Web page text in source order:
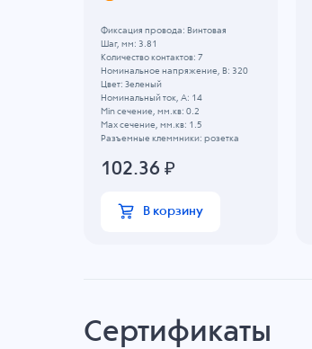
Фиксация провода: Винтовая
Шаг, мм: 3.81
Количество контактов: 7
Номинальное напряжение, B: 320
Цвет: Зеленый
Номинальный ток, А: 14
Min сечение, мм.кв: 0.2
Max сечение, мм.кв: 1.5
Разъемные клеммники: розетка
102.36 ₽
В корзину
Сертификаты